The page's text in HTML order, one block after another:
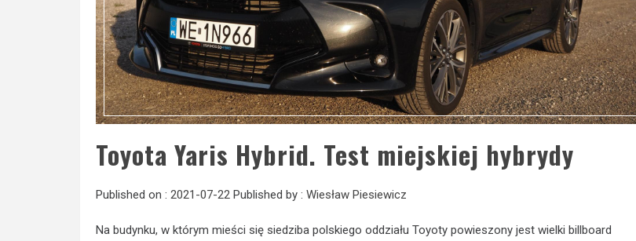
Toyota Yaris Hybrid. Test miejskiej hybrydy
Published on : 2021-07-22 Published by : Wiesław Piesiewicz
Na budynku, w którym mieści się siedziba polskiego oddziału Toyoty powieszony jest wielki billboard